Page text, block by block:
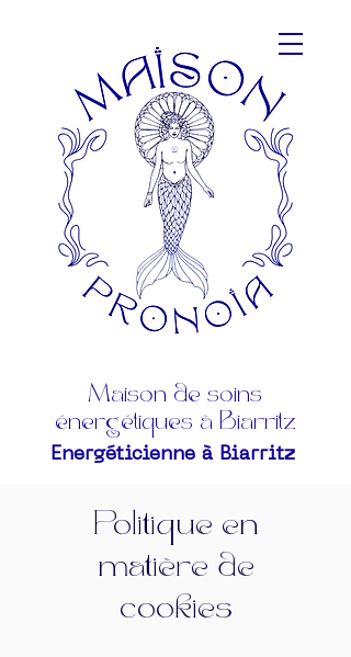
Maison de soins
énergétiques à Biarritz
Energéticienne à Biarritz
Politique en
matière de
cookies